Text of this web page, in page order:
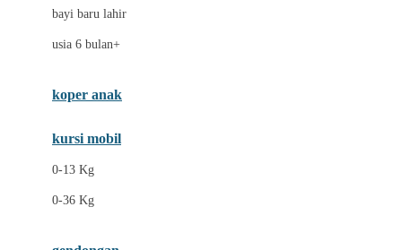
ELC
Ergobaby
Ezyroller
F
Felt So Sweet
Fisher Price
bayi baru lahir
usia 6 bulan+
koper anak
kursi mobil
0-13 Kg
0-36 Kg